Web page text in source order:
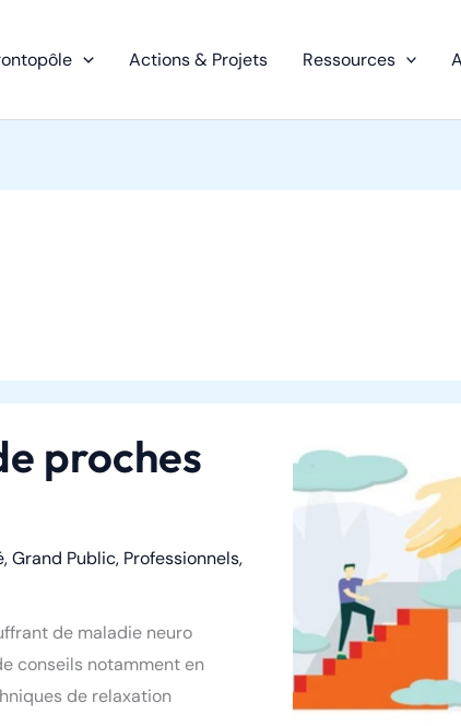
Actions & Projets Ressources
proches
,Grand Public, Professionnels,
de maladie neuro
conseils notamment en
de relaxation